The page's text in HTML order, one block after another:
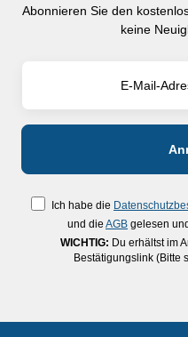
Abonnieren Sie den
keine
Ich habe die
und die AGB gelesen
WICHTIG: Du erhältst im
Bestätigungslink (Bitte